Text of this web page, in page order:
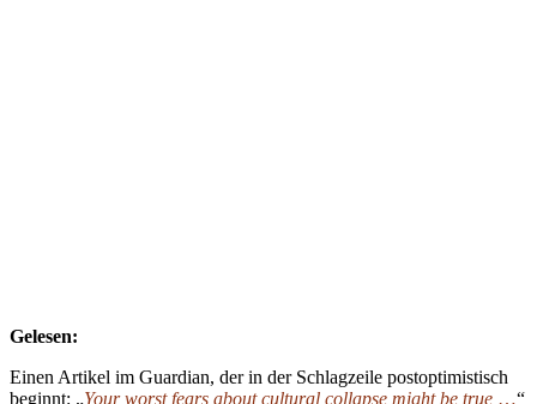
Gelesen:
Einen Artikel im Guardian, der in der Schlagzeile postoptimistisch
beginnt: „Your worst fears about cultural collapse might be true …“